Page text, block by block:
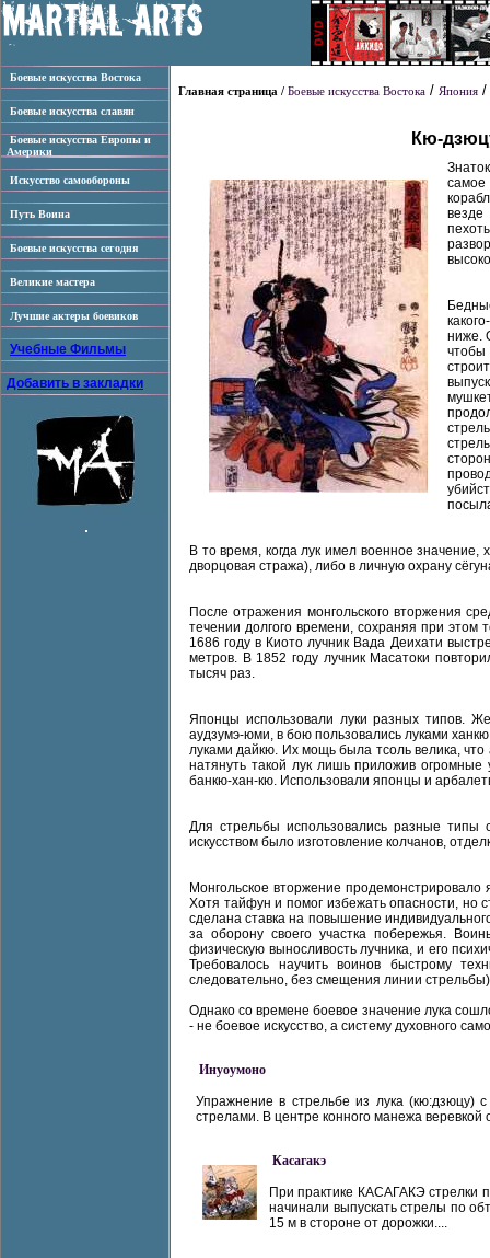
Боевые искусства Востока
Боевые искусства славян
Боевые искусства Европы и
Америки
Искусство самообороны
Путь Воина
Боевые искусства сегодня
Великие мастера
Лучшие актеры боевиков
Учебные Фильмы
Добавить в закладки
Главная страница / Боевые искусства Востока / Япония /
Кю-
самое
везде
ниже.
В то время, когда лук имел военное
дворцовая стража), либо в личную охрану
После отражения монгольского вторжения
течении долгого времени, сохраняя при этом
1686 году в Киото лучник Вада Деихати
метров. В 1852 году лучник Масатоки
тысяч раз.
Японцы использовали луки разных типов.
аудзумэ-юми, в бою пользовались луками
луками дайкю. Их мощь была тсоль велика, что
натянуть такой лук лишь приложив огромные
банкю-хан-кю. Использовали японцы и
Для стрельбы использовались разные типы
искусством было изготовление колчанов,
Монгольское вторжение продемонстрировало
Хотя тайфун и помог избежать опасности, но
сделана ставка на повышение
за оборону своего участка побережья.
физическую выносливость лучника, и его
Требовалось научить воинов быстрому
следовательно, без смещения линии
Однако со времене боевое значение лука
- не боевое искусство, а систему духовного
Инуоумоно
Упражнение в стрельбе из лука
стрелами. В центре конного манежа веревкой
Касагакэ
При практике КАСАГАКЭ стрелки
начинали выпускать стрелы по
15 м в стороне от дорожки....